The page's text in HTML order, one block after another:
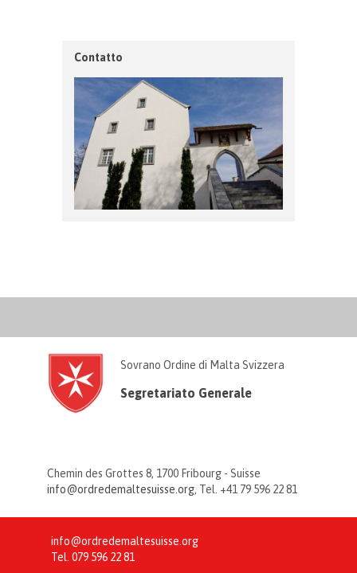
Contatto
Sovrano Ordine di Malta Svizzera
Segretariato Generale
Chemin des Grottes 8, 1700 Fribourg - Suisse
info@ordredemaltesuisse.org, Tel. +41 79 596 22 81
info@ordredemaltesuisse.org
Tel. 079 596 22 81